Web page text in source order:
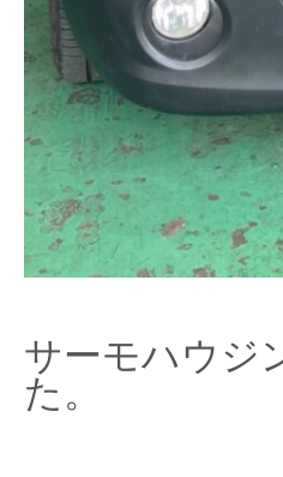
サーモハウジ
た。